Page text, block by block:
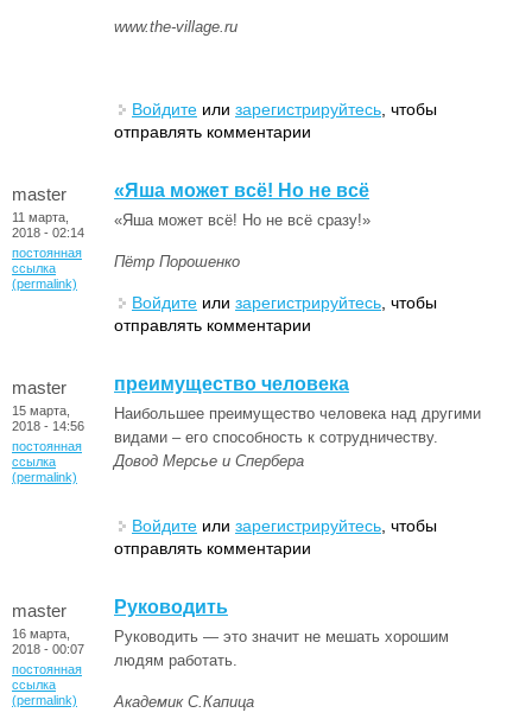
www.the-village.ru
Войдите или зарегистрируйтесь , чтобы
отправлять комментарии
master
11 марта,
2018 - 02:14
постоянная
ссылка
(permalink)
«Яша может всё! Но не всё
«Яша может всё! Но не всё сразу!»
Пётр Порошенко
Войдите или зарегистрируйтесь , чтобы
отправлять комментарии
master
15 марта,
2018 - 14:56
постоянная
ссылка
(permalink)
преимущество человека
Наибольшее преимущество человека над другими
видами – его способность к сотрудничеству.
Довод Мерсье и Спербера
Войдите или зарегистрируйтесь , чтобы
отправлять комментарии
master
16 марта,
2018 - 00:07
постоянная
ссылка
(permalink)
Руководить
Руководить — это значит не мешать хорошим
людям работать.
Академик С.Капица